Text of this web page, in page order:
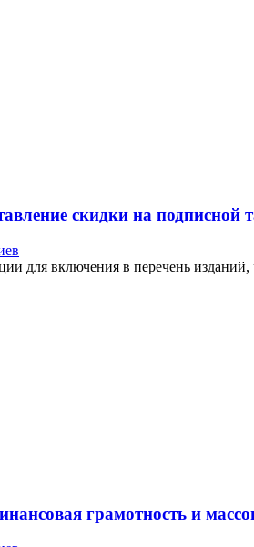
скидки на подписной
для включения в перечень
грамотность и